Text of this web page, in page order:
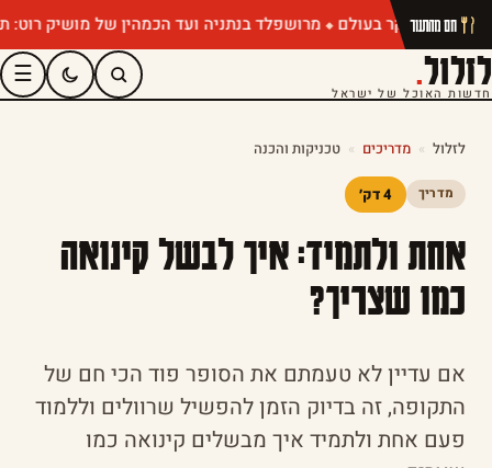
מרושפלד בנתניה ועד הכמהין של מושיק רוט: תפריטי חם מהתנור
לזלול.
חדשות האוכל של ישראל
☰
לזלול » מדריכים » טכניקות והכנה
מדריך 4 דק׳
אחת ולתמיד: איך לבשל קינואה
כמו שצריך?
אם עדיין לא טעמתם את הסופר פוד הכי חם של
התקופה, זה בדיוק הזמן להפשיל שרוולים וללמוד
פעם אחת ולתמיד איך מבשלים קינואה כמו